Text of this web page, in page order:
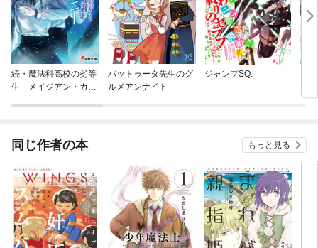
続・魔法科高校の劣等
生 メイジアン・カン
バットゥータ先生のグ
ルメアンナイト
ジャンプSQ.
同じ作者の本 もっと見る